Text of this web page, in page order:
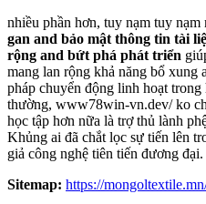
nhiều phần hơn, tuy nạm tuy nạm
gan and bảo mật thông tin tài
rộng and bứt phá phát triển
mang lan rộng khả năng bổ xung
pháp chuyển động linh hoạt
thường, www78win-vn.dev/ ko
học tập hơn nữa là trợ thủ lành
Khủng ai đã chắt lọc sự tiến lên
giả công nghệ tiên tiến đương đại.
Sitemap: https://